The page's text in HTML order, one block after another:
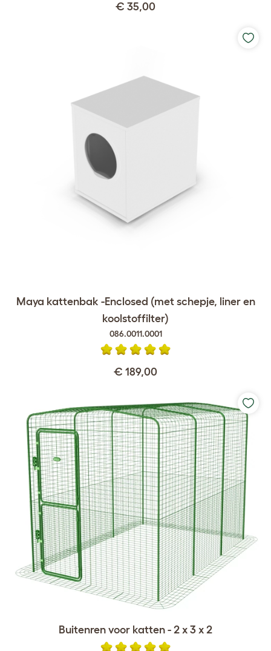
€ 35,00
Maya kattenbak -Enclosed (met schepje, liner en
koolstoffilter)
086.0011.0001
€ 189,00
Buitenren voor katten - 2 x 3 x 2